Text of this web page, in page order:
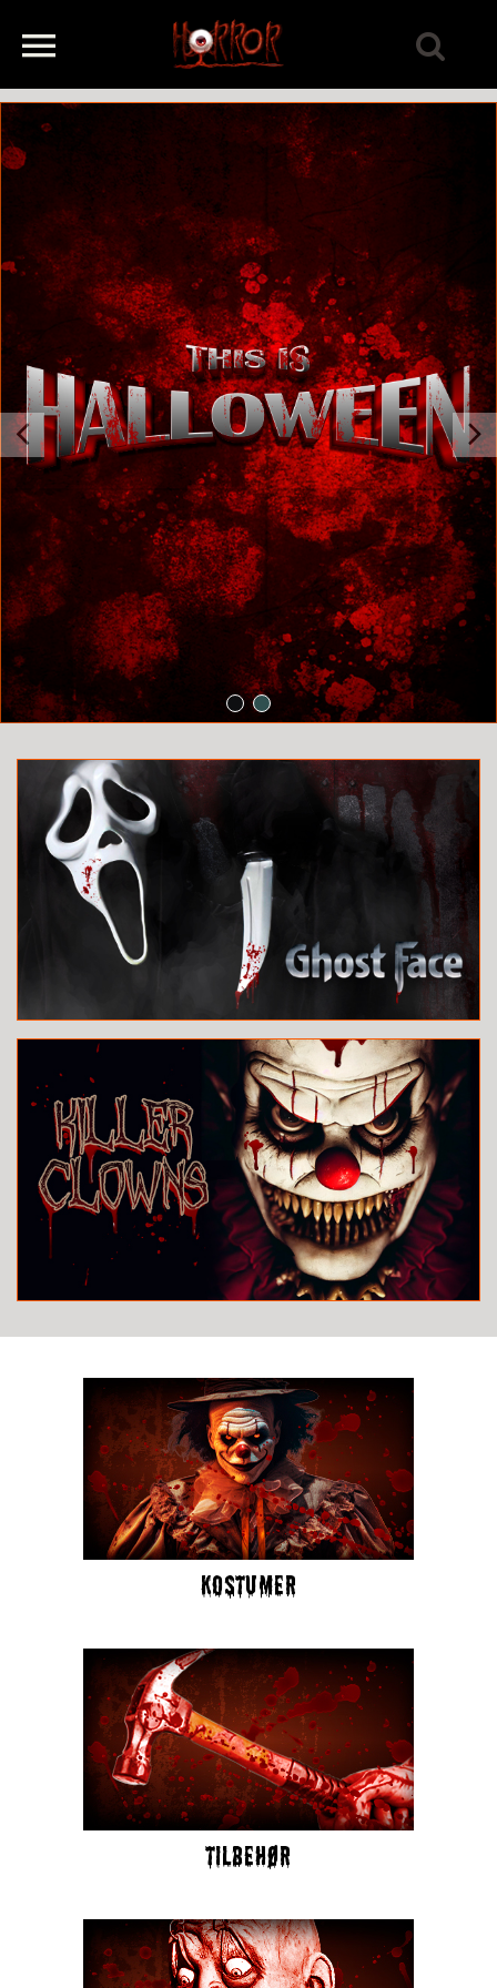
Previous Next
KOSTUMER
TILBEHØR